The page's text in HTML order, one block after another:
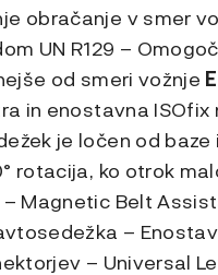
obračanje v smer
UN R129 –
od smeri vožnje
in enostavna
je ločen od
rotacija, ko otrok
Magnetic Belt
–
– Universal